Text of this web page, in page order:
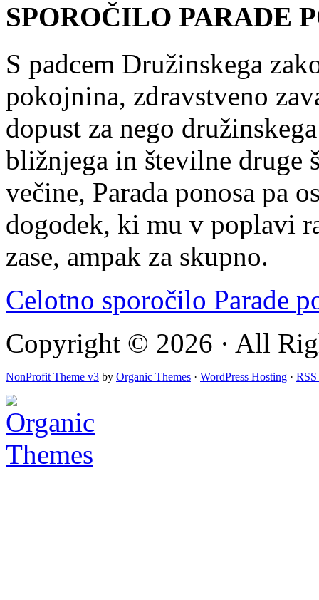
SPOROČILO PARADE
S padcem Družinskega
pokojnina, zdravstveno
dopust za nego
bližnjega in številne druge
večine, Parada ponosa pa
dogodek, ki mu v poplavi
zase, ampak za skupno.
Celotno sporočilo Parade
Copyright © 2026 · All
NonProfit Theme v3 by Organic Themes · WordPress Hosting · RSS